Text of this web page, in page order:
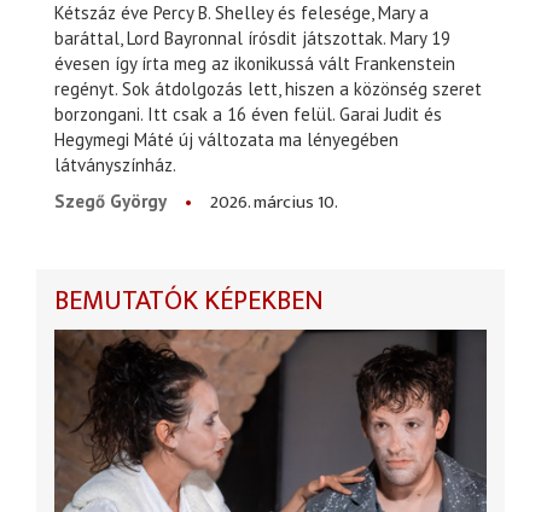
Kétszáz éve Percy B. Shelley és felesége, Mary a
baráttal, Lord Bayronnal írósdit játszottak. Mary 19
évesen így írta meg az ikonikussá vált Frankenstein
regényt. Sok átdolgozás lett, hiszen a közönség szeret
borzongani. Itt csak a 16 éven felül. Garai Judit és
Hegymegi Máté új változata ma lényegében
látványszínház.
Szegő György
2026. március 10.
BEMUTATÓK KÉPEKBEN